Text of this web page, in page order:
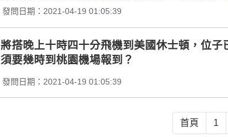
發問日期：2021-04-19 01:05:39
將搭晚上十時四十分飛機到美國休士頓，位
須要幾時到桃園機場報到？
發問日期：2021-04-19 01:05:39
首頁 1